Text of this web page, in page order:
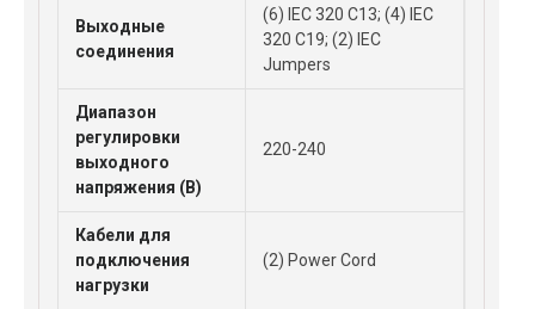
Выходные
соединения
(6) IEC 320 C13; (4) IEC
320 C19; (2) IEC
Jumpers
Диапазон
регулировки
выходного
напряжения (В)
220-240
Кабели для
подключения
нагрузки
(2) Power Cord